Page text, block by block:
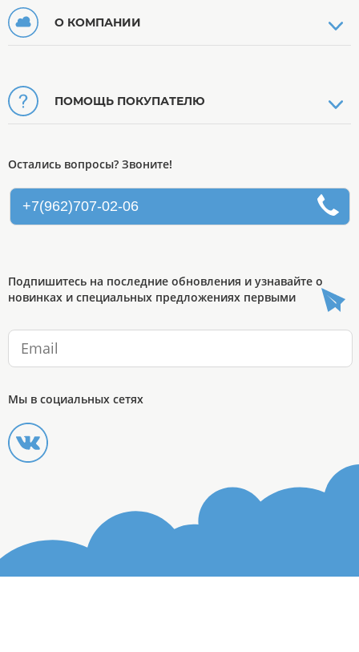
О КОМПАНИИ
ПОМОЩЬ ПОКУПАТЕЛЮ
Остались вопросы? Звоните!
+7(962)707-02-06
Подпишитесь на последние обновления и узнавайте о
новинках и специальных предложениях первыми
Мы в социальных сетях